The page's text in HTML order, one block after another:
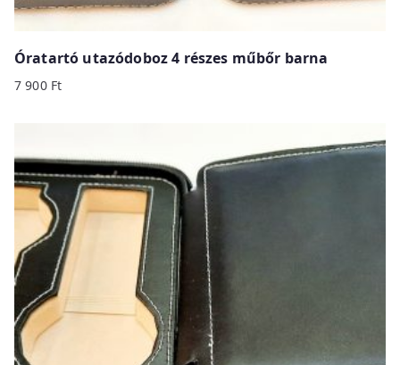
Óratartó utazódoboz 4 részes műbőr barna
7 900 Ft